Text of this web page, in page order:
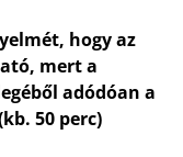
hogy az
mert a
adódóan a
50 perc)